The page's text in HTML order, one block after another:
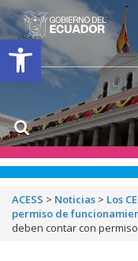
Open
ACESS > Noticias > Los
permiso de
deben contar con